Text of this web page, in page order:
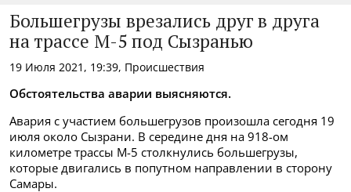
Большегрузы врезались друг в друга
на трассе М-5 под Сызранью
19 Июля 2021, 19:39, Происшествия
Обстоятельства аварии выясняются.
Авария с участием большегрузов произошла сегодня 19
июля около Сызрани. В середине дня на 918-ом
километре трассы М-5 столкнулись большегрузы,
которые двигались в попутном направлении в сторону
Самары.